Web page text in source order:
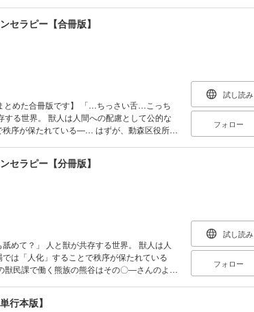
にしゃぶりついた挙句「尻を犯してほしい」
イケメン（おまけに絶倫）後輩・藤木とのセ
スはもちろん、トイレで、ベッドで、風呂場
熱的に求められ心もアソコもとろっとろな宮
セラピー【合冊版】
とめた合冊版です】 「…ちっさい舌…こっち
する世界。 獣人は人間への配慮として公的な
秩序が保たれている―… はずが、動森区役所の
瀬。 頑なに自分の種族を明らか
場で発情し倒れてしまう。 意識が朦朧とする
化」した熊谷だと気が付かない月ヶ瀬は 無意
…ず
ウマを抱えた獣同士の抑えきれない性衝動
一等米が描く超濃厚！汁だくエロのメガ盛り
試し読み
フォロー
セラピー【分冊版】
めて？」 人と獣が共存する世界。 獣人は人
は「人化」することで秩序が保たれている
民課で働く熊族の熊谷はその〇―さんのよう
試し読み
フォロー
行本版】